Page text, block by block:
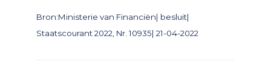
Bron:Ministerie van Financiën| besluit|
Staatscourant 2022, Nr. 10935| 21-04-2022